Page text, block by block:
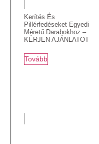
Kerítés És
Pillérfedéseket Egyedi
Méretű Darabokhoz –
KÉRJEN AJÁNLATOT
Tovább